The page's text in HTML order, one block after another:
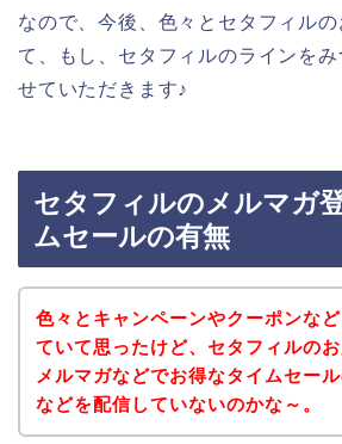
なので、今後、色々とセタフィル
て、もし、セタフィルのラインを
せていただきます♪
セタフィルのメルマガ
ムセールの有無
色々とキャンペーンやクーポンな
ていて思ったけど、セタフィルの
メルマガなどでお得なタイムセー
などを配信していないのかな～。